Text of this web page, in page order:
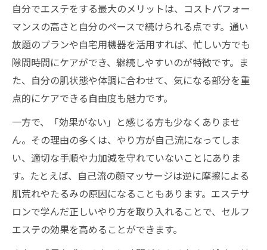
自宅エステの継続で美しさを保つ秘訣とは
セルフエステ効果を持続させるための習慣
化術
自分でエステする際のモチベーション維持
法
つける
自宅エステで美肌と痩身を両立するコツ
自分でエステをする最大のメリットは、コストパフォー
マンスの高さと自分のペースで続けられる点です。通い
放題のプランや自宅用機器を活用すれば、忙しい方でも
隙間時間にケアができ、継続しやすいのが特徴です。ま
た、自分の肌状態や体調に合わせて、気になる部分を重
点的にケアできる自由度も魅力です。
一方で、「効果がない」と感じる方も少なくありませ
ん。その理由の多くは、やり方が自己流になってしま
い、適切な手順や力加減を守れていないことにありま
す。たとえば、自己流の顔マッサージは逆に摩擦による
肌荒れやたるみの原因になることもあります。エステサ
ロンで学んだ正しいやり方を取り入れることで、セルフ
エステの効果を高めることができます。